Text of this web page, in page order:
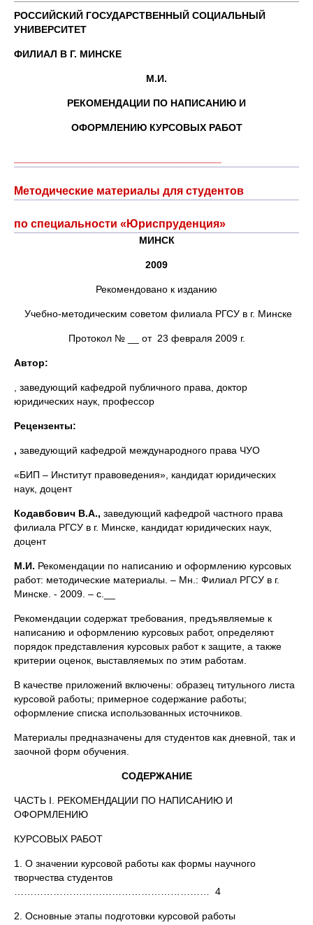
РОССИЙСКИЙ ГОСУДАРСТВЕННЫЙ СОЦИАЛЬНЫЙ
УНИВЕРСИТЕТ
ФИЛИАЛ В Г. МИНСКЕ
М.И.
РЕКОМЕНДАЦИИ ПО НАПИСАНИЮ И
ОФОРМЛЕНИЮ КУРСОВЫХ РАБОТ
Методические материалы для студентов
по специальности «Юриспруденция»
МИНСК
2009
Рекомендовано к изданию
Учебно-методическим советом филиала РГСУ в г. Минске
Протокол № __ от 23 февраля 2009 г.
Автор:
, заведующий кафедрой публичного права, доктор
юридических наук, профессор
Рецензенты:
, заведующий кафедрой международного права ЧУО
«БИП – Институт правоведения», кандидат юридических
наук, доцент
Кодавбович В.А., заведующий кафедрой частного права
филиала РГСУ в г. Минске, кандидат юридических наук,
доцент
М.И. Рекомендации по написанию и оформлению курсовых
работ: методические материалы. – Мн.: Филиал РГСУ в г.
Минске. - 2009. – с.__
Рекомендации содержат требования, предъявляемые к
написанию и оформлению курсовых работ, определяют
порядок представления курсовых работ к защите, а также
критерии оценок, выставляемых по этим работам.
В качестве приложений включены: образец титульного листа
курсовой работы; примерное содержание работы;
оформление списка использованных источников.
Материалы предназначены для студентов как дневной, так и
заочной форм обучения.
СОДЕРЖАНИЕ
ЧАСТЬ I. РЕКОМЕНДАЦИИ ПО НАПИСАНИЮ И
ОФОРМЛЕНИЮ
КУРСОВЫХ РАБОТ
1. О значении курсовой работы как формы научного
творчества студентов
…………………………………………………… 4
2. Основные этапы подготовки курсовой работы